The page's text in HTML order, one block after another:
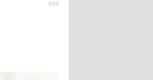
694